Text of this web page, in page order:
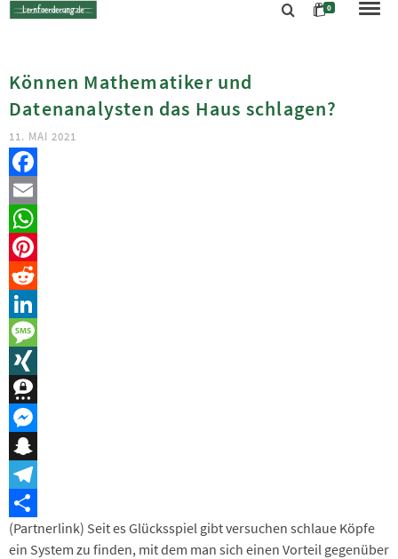
0
Können Mathematiker und
Datenanalysten das Haus schlagen?
11. MAI 2021
Facebook
Email
WhatsApp
Pinterest
Reddit
LinkedIn
Message
XING
Threema
Messenger
Snapchat
Telegram
Teilen
(Partnerlink) Seit es Glücksspiel gibt versuchen schlaue Köpfe
ein System zu finden, mit dem man sich einen Vorteil gegenüber